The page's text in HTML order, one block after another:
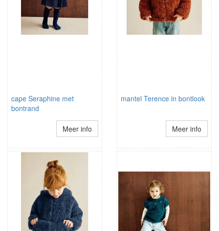
cape Seraphine met
bontrand
Meer info
mantel Terence in bontlook
Meer info